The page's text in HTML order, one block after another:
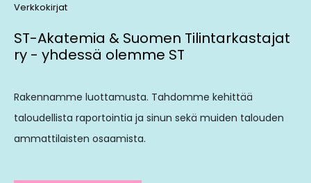
Verkkokirjat
ST-Akatemia & Suomen Tilintarkastajat
ry - yhdessä olemme ST
Rakennamme luottamusta. Tahdomme kehittää
taloudellista raportointia ja sinun sekä muiden talouden
ammattilaisten osaamista.